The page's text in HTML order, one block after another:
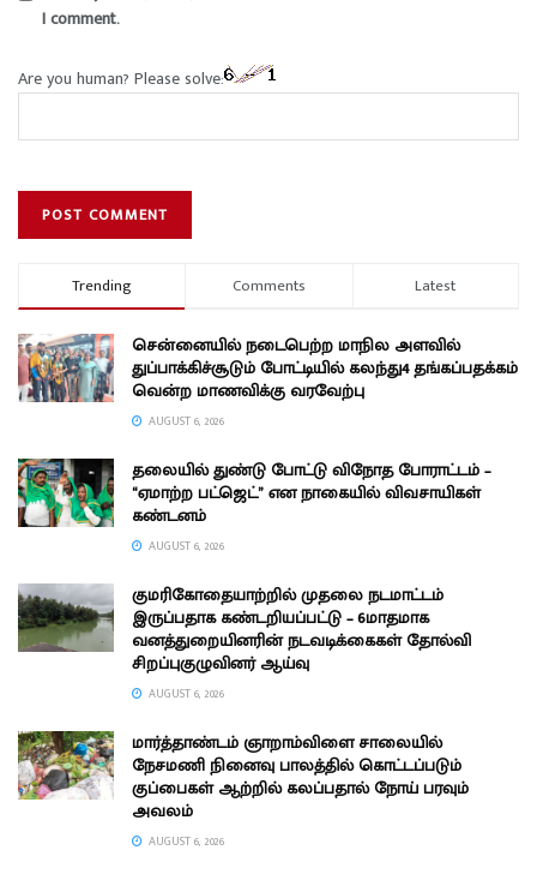
I comment.
Are you human? Please solve:
Trending Comments Latest
சென்னையில் நடைபெற்ற மாநில அளவில்
துப்பாக்கிச்சூடும் போட்டியில் கலந்து4 தங்கப்பதக்கம்
வென்ற மாணவிக்கு வரவேற்பு
AUGUST 6, 2026
தலையில் துண்டு போட்டு விநோத போராட்டம் –
“ஏமாற்ற பட்ஜெட்” என நாகையில் விவசாயிகள்
கண்டனம்
AUGUST 6, 2026
குமரிகோதையாற்றில் முதலை நடமாட்டம்
இருப்பதாக கண்டறியப்பட்டு – 6மாதமாக
வனத்துறையினரின் நடவடிக்கைகள் தோல்வி
சிறப்புகுழுவினர் ஆய்வு
AUGUST 6, 2026
மார்த்தாண்டம் ஞாறாம்விளை சாலையில்
நேசமணி நினைவு பாலத்தில் கொட்டப்படும்
குப்பைகள் ஆற்றில் கலப்பதால் நோய் பரவும்
அவலம்
AUGUST 6, 2026